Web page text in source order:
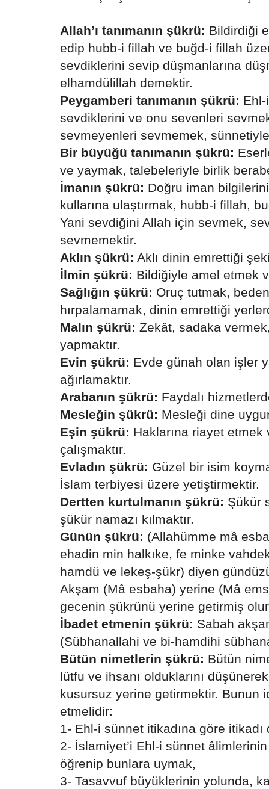
Allah’ı tanımanın şükrü: Bildirdiği
edip hubb-i fillah ve buğd-i fillah
sevdiklerini sevip düşmanlarına
elhamdülillah demektir.
Peygamberi tanımanın şükrü:
sevdiklerini ve onu sevenleri
sevmeyenleri sevmemek,
Bir büyüğü tanımanın şükrü:
ve yaymak, talebeleriyle birlik
İmanın şükrü: Doğru iman
kullarına ulaştırmak, hubb-i fillah,
Yani sevdiğini Allah için sevmek,
sevmemektir.
Aklın şükrü: Aklı dinin emrettiği
İlmin şükrü: Bildiğiyle amel etmek
Sağlığın şükrü: Oruç tutmak,
hırpalamamak, dinin emrettiği
Malın şükrü: Zekât, sadaka
yapmaktır.
Evin şükrü: Evde günah olan işler
ağırlamaktır.
Arabanın şükrü: Faydalı
Mesleğin şükrü: Mesleği dine
Eşin şükrü: Haklarına riayet
çalışmaktır.
Evladın şükrü: Güzel bir isim
İslam terbiyesi üzere yetiştirmektir.
Dertten kurtulmanın şükrü: Şükür
şükür namazı kılmaktır.
Günün şükrü: (Allahümme mâ
ehadin min halkıke, fe minke
hamdü ve lekeş-şükr) diyen
Akşam (Mâ esbaha) yerine (Mâ
gecenin şükrünü yerine getirmiş
İbadet etmenin şükrü: Sabah
(Sübhanallahi ve bi-hamdihi
Bütün nimetlerin şükrü: Bütün
lütfu ve ihsanı olduklarını düşünerek
kusursuz yerine getirmektir. Bunun
etmelidir:
1- Ehl-i sünnet itikadına göre itikadı
2- İslamiyet’i Ehl-i sünnet
öğrenip bunlara uymak,
3- Tasavvuf büyüklerinin yolunda,